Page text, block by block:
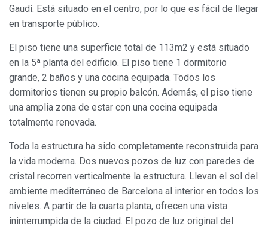
Gaudí. Está situado en el centro, por lo que es fácil de llegar
en transporte público.
El piso tiene una superficie total de 113m2 y está situado
en la 5ª planta del edificio. El piso tiene 1 dormitorio
grande, 2 baños y una cocina equipada. Todos los
dormitorios tienen su propio balcón. Además, el piso tiene
una amplia zona de estar con una cocina equipada
totalmente renovada.
Toda la estructura ha sido completamente reconstruida para
la vida moderna. Dos nuevos pozos de luz con paredes de
cristal recorren verticalmente la estructura. Llevan el sol del
ambiente mediterráneo de Barcelona al interior en todos los
niveles. A partir de la cuarta planta, ofrecen una vista
ininterrumpida de la ciudad. El pozo de luz original del